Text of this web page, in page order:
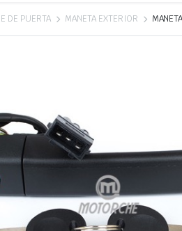
DE PUERTA MANETA EXTERIOR